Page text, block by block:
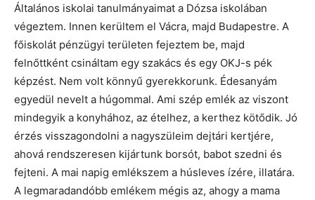
Általános iskolai tanulmányaimat a Dózsa iskolában
végeztem. Innen kerültem el Vácra, majd Budapestre. A
főiskolát pénzügyi területen fejeztem be, majd
felnőttként csináltam egy szakács és egy OKJ-s pék
képzést. Nem volt könnyű gyerekkorunk. Édesanyám
egyedül nevelt a húgommal. Ami szép emlék az viszont
mindegyik a konyhához, az ételhez, a kerthez kötődik. Jó
érzés visszagondolni a nagyszüleim dejtári kertjére,
ahová rendszeresen kijártunk borsót, babot szedni és
fejteni. A mai napig emlékszem a húsleves ízére, illatára.
A legmaradandóbb emlékem mégis az, ahogy a mama